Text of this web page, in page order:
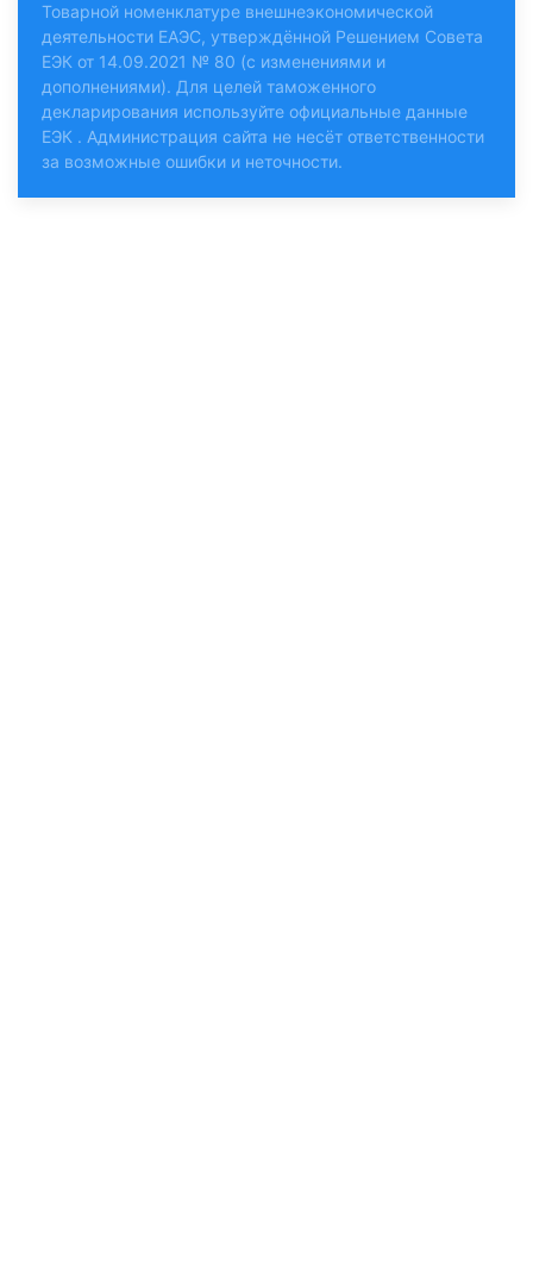
Товарной номенклатуре внешнеэкономической
деятельности ЕАЭС, утверждённой Решением Совета
ЕЭК от 14.09.2021 № 80 (с изменениями и
дополнениями). Для целей таможенного
декларирования используйте официальные данные
ЕЭК . Администрация сайта не несёт ответственности
за возможные ошибки и неточности.